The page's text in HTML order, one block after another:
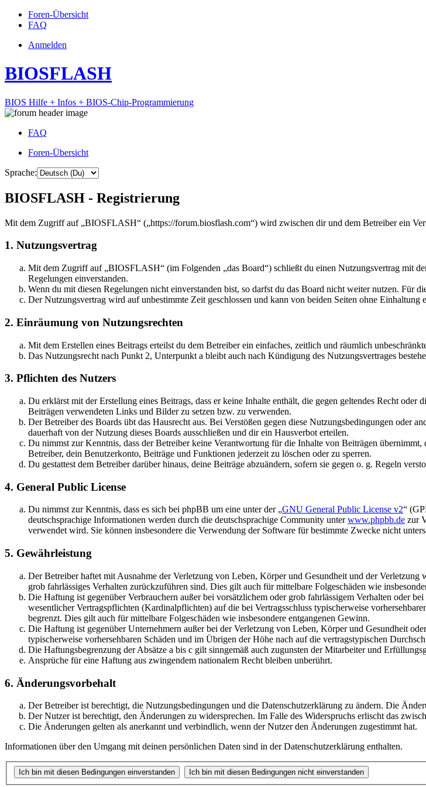
Foren-Übersicht
FAQ
Anmelden
BIOSFLASH
BIOS Hilfe + Infos + BIOS-Chip-Programmierung
FAQ
Foren-Übersicht
Sprache:
BIOSFLASH - Registrierung
Mit dem Zugriff auf „BIOSFLASH“ („https://forum.biosflash.com“) wird zwischen dir und dem Betreiber ein
1. Nutzungsvertrag
Mit dem Zugriff auf „BIOSFLASH“ (im Folgenden „das Board“) schließt du einen Nutzungsvertrag mit
Regelungen einverstanden.
Wenn du mit diesen Regelungen nicht einverstanden bist, so darfst du das Board nicht weiter nutzen. Für
Der Nutzungsvertrag wird auf unbestimmte Zeit geschlossen und kann von beiden Seiten ohne Einhaltung
2. Einräumung von Nutzungsrechten
Mit dem Erstellen eines Beitrags erteilst du dem Betreiber ein einfaches, zeitlich und räumlich
Das Nutzungsrecht nach Punkt 2, Unterpunkt a bleibt auch nach Kündigung des Nutzungsvertrages
3. Pflichten des Nutzers
Du erklärst mit der Erstellung eines Beitrags, dass er keine Inhalte enthält, die gegen geltendes Recht
Beiträgen verwendeten Links und Bilder zu setzen bzw. zu verwenden.
Der Betreiber des Boards übt das Hausrecht aus. Bei Verstößen gegen diese Nutzungsbedingungen oder
dauerhaft von der Nutzung dieses Boards ausschließen und dir ein Hausverbot erteilen.
Du nimmst zur Kenntnis, dass der Betreiber keine Verantwortung für die Inhalte von Beiträgen
Betreiber, dein Benutzerkonto, Beiträge und Funktionen jederzeit zu löschen oder zu sperren.
Du gestattest dem Betreiber darüber hinaus, deine Beiträge abzuändern, sofern sie gegen o. g. Regeln
4. General Public License
Du nimmst zur Kenntnis, dass es sich bei phpBB um eine unter der „GNU General Public License v2“
deutschsprachige Informationen werden durch die deutschsprachige Community unterwww.phpbb.de zur
verwendet wird. Sie können insbesondere die Verwendung der Software für bestimmte Zwecke nicht
5. Gewährleistung
Der Betreiber haftet mit Ausnahme der Verletzung von Leben, Körper und Gesundheit und der
grob fahrlässiges Verhalten zurückzuführen sind. Dies gilt auch für mittelbare Folgeschäden wie
Die Haftung ist gegenüber Verbrauchern außer bei vorsätzlichem oder grob fahrlässigem Verhalten oder
wesentlicher Vertragspflichten (Kardinalpflichten) auf die bei Vertragsschluss typischerweise
begrenzt. Dies gilt auch für mittelbare Folgeschäden wie insbesondere entgangenen Gewinn.
Die Haftung ist gegenüber Unternehmern außer bei der Verletzung von Leben, Körper und Gesundheit
typischerweise vorhersehbaren Schäden und im Übrigen der Höhe nach auf die vertragstypischen
Die Haftungsbegrenzung der Absätze a bis c gilt sinngemäß auch zugunsten der Mitarbeiter und
Ansprüche für eine Haftung aus zwingendem nationalem Recht bleiben unberührt.
6. Änderungsvorbehalt
Der Betreiber ist berechtigt, die Nutzungsbedingungen und die Datenschutzerklärung zu ändern. Die
Der Nutzer ist berechtigt, den Änderungen zu widersprechen. Im Falle des Widerspruchs erlischt das
Die Änderungen gelten als anerkannt und verbindlich, wenn der Nutzer den Änderungen zugestimmt hat.
Informationen über den Umgang mit deinen persönlichen Daten sind in der Datenschutzerklärung enthalten.